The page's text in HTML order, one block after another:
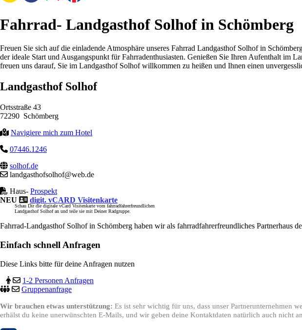
Fahrrad- Landgasthof Solhof in Schömberg
Freuen Sie sich auf die einladende Atmosphäre unseres Fahrrad Landgasthof Solhof in
der ideale Start und Ausgangspunkt für Fahrradenthusiasten. Genießen Sie Ihren Aufenthalt
freuen uns darauf, Sie im Landgasthof Solhof willkommen zu heißen und Ihnen einen
Landgasthof Solhof
Ortsstraße 43
72290 Schömberg
Navigiere mich zum Hotel
07446.1246
solhof.de
landgasthofsolhof@web.de
Haus- Prospekt
NEU
digit. vCARD Visitenkarte
Schau Dir die digitale vCard Visitenkarte vom fahrradfahrerfreundlichen
Landgasthof Solhof an und teile sie mit Deiner Radgruppe.
Fahrrad-Landgasthof Solhof in Schömberg haben wir als fahrradfahrerfreundliches Partnerhaus
Einfach schnell Anfragen
Diese Links bitte für deine Anfragen nutzen
1-2 Personen Anfragen
Gruppenanfrage
Wir brauchen etwas unterstützung: Es ist sehr wichtig für uns, dass unser Partnerunternehmen
erhälst du keine unerwünschten E-Mails, und wir geben deine Kontaktdaten natürlich auch nicht